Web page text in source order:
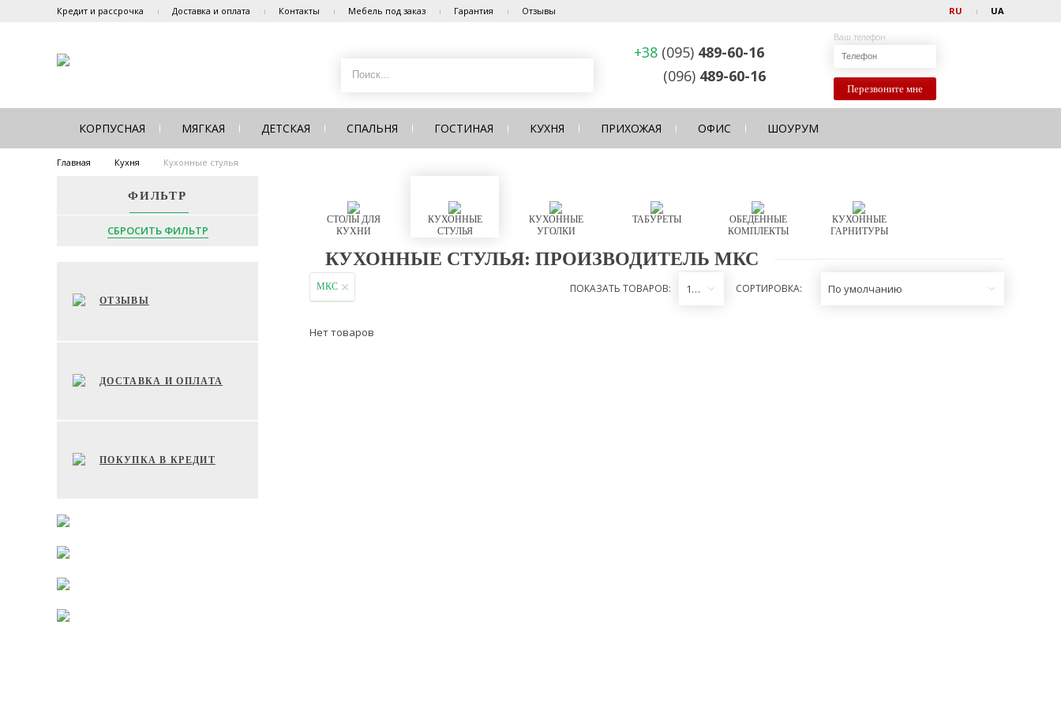
Кредит и рассрочка Доставка и оплата Контакты Мебель под заказ Гарантия Отзывы RU UA
+38 (095) 489-60-16
(096) 489-60-16
Ваш телефон
Перезвоните мне
КОРПУСНАЯ МЯГКАЯ ДЕТСКАЯ СПАЛЬНЯ ГОСТИНАЯ КУХНЯ ПРИХОЖАЯ ОФИС ШОУРУМ
Главная Кухня Кухонные стулья
ФИЛЬТР
СБРОСИТЬ ФИЛЬТР
ОТЗЫВЫ
ДОСТАВКА И ОПЛАТА
ПОКУПКА В КРЕДИТ
СТОЛЫ ДЛЯ
КУХНИ
КУХОННЫЕ
СТУЛЬЯ
КУХОННЫЕ
УГОЛКИ
ТАБУРЕТЫ
ОБЕДЕННЫЕ
КОМПЛЕКТЫ
КУХОННЫЕ
ГАРНИТУРЫ
КУХОННЫЕ СТУЛЬЯ: ПРОИЗВОДИТЕЛЬ МКС
МКС ПОКАЗАТЬ ТОВАРОВ: 12 СОРТИРОВКА: По умолчанию
Нет товаров